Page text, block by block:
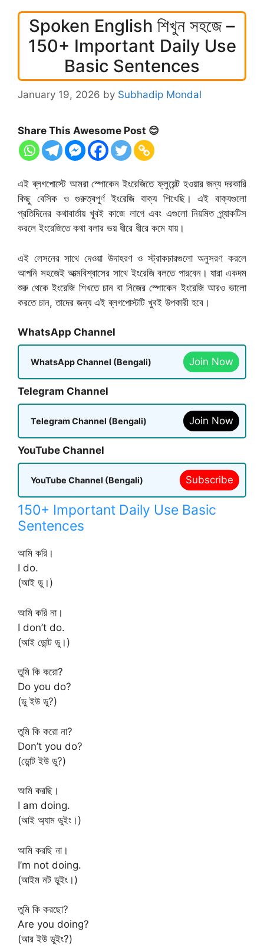
Spoken English শিখুন সহজে –
150+ Important Daily Use
Basic Sentences
January 19, 2026 by Subhadip Mondal
Share This Awesome Post 😊
এই ব্লগপোস্টে আমরা স্পোকেন ইংরেজিতে ফ্লুয়েন্ট হওয়ার জন্য দরকারি
কিছু বেসিক ও গুরুত্বপূর্ণ ইংরেজি বাক্য শিখেছি। এই বাক্যগুলো
প্রতিদিনের কথাবার্তায় খুবই কাজে লাগে এবং এগুলো নিয়মিত প্র্যাকটিস
করলে ইংরেজিতে কথা বলার ভয় ধীরে ধীরে কমে যায়।
এই লেসনের সাথে দেওয়া উদাহরণ ও স্ট্রাকচারগুলো অনুসরণ করলে
আপনি সহজেই আত্মবিশ্বাসের সাথে ইংরেজি বলতে পারবেন। যারা একদম
শুরু থেকে ইংরেজি শিখতে চান বা নিজের স্পোকেন ইংরেজি আরও ভালো
করতে চান, তাদের জন্য এই ব্লগপোস্টটি খুবই উপকারী হবে।
WhatsApp Channel
WhatsApp Channel (Bengali) Join Now
Telegram Channel
Telegram Channel (Bengali) Join Now
YouTube Channel
YouTube Channel (Bengali) Subscribe
150+ Important Daily Use Basic
Sentences
আমি করি।
I do.
(আই ডু।)
আমি করি না।
I don’t do.
(আই ডোন্ট ডু।)
তুমি কি করো?
Do you do?
(ডু ইউ ডু?)
তুমি কি করো না?
Don’t you do?
(ডোন্ট ইউ ডু?)
আমি করছি।
I am doing.
(আই অ্যাম ডুইং।)
আমি করছি না।
I’m not doing.
(আইম নট ডুইং।)
তুমি কি করছো?
Are you doing?
(আর ইউ ডুইং?)